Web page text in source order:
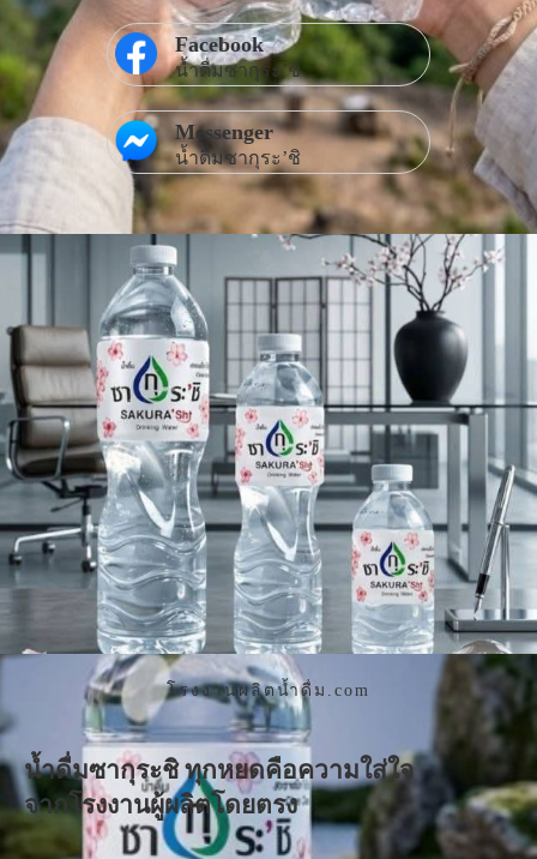
Facebook
น้ำดื่มซากุระ’ชิ
Messenger
น้ำดื่มซากุระ’ชิ
โรงงานผลิตน้ำดื่ม.com
น้ำดื่มซากุระชิ ทุกหยดคือความใส่ใจ
จากโรงงานผู้ผลิตโดยตรง